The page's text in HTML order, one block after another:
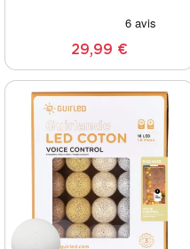
29,99 €